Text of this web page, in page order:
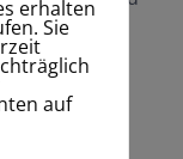
Art und
erhalten
Sie
auf